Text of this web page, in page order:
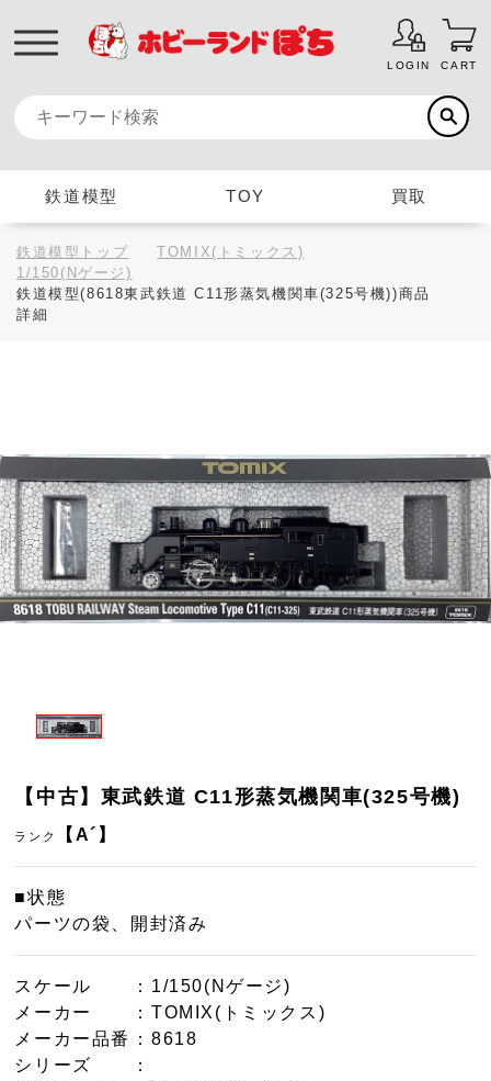
LOGIN CART
鉄道模型 TOY 買取
鉄道模型トップ
TOMIX(トミックス)
1/150(Nゲージ)
鉄道模型(8618東武鉄道 C11形蒸気機関車(325号機))商品
詳細
【中古】東武鉄道 C11形蒸気機関車(325号機)
ランク 【A´】
■状態
パーツの袋、開封済み
スケール
：1/150(Nゲージ)
メーカー
：TOMIX(トミックス)
メーカー品番
：8618
シリーズ
：